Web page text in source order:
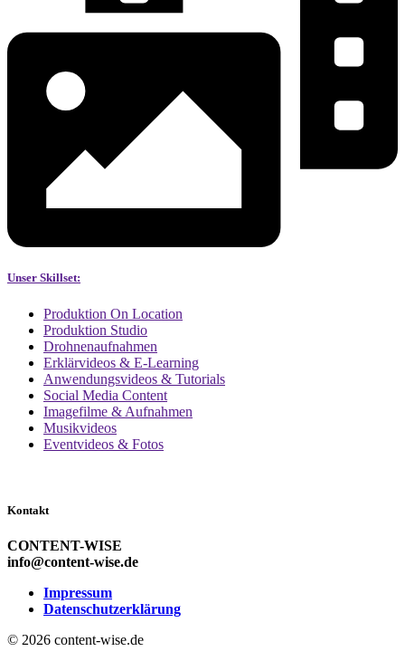
Unser Skillset:
Produktion On Location
Produktion Studio
Drohnenaufnahmen
Erklärvideos & E-Learning
Anwendungsvideos & Tutorials
Social Media Content
Imagefilme & Aufnahmen
Musikvideos
Eventvideos & Fotos
Kontakt
CONTENT-WISE
info@content-wise.de
Impressum
Datenschutzerklärung
© 2026 content-wise.de